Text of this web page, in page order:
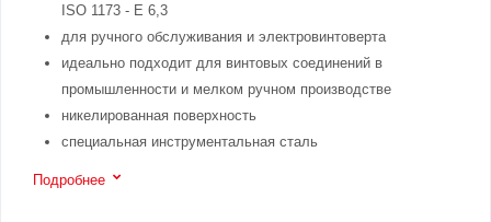
ISO 1173 - E 6,3
для ручного обслуживания и электровинтоверта
идеально подходит для винтовых соединений в
промышленности и мелком ручном производстве
никелированная поверхность
специальная инструментальная сталь
Подробнее